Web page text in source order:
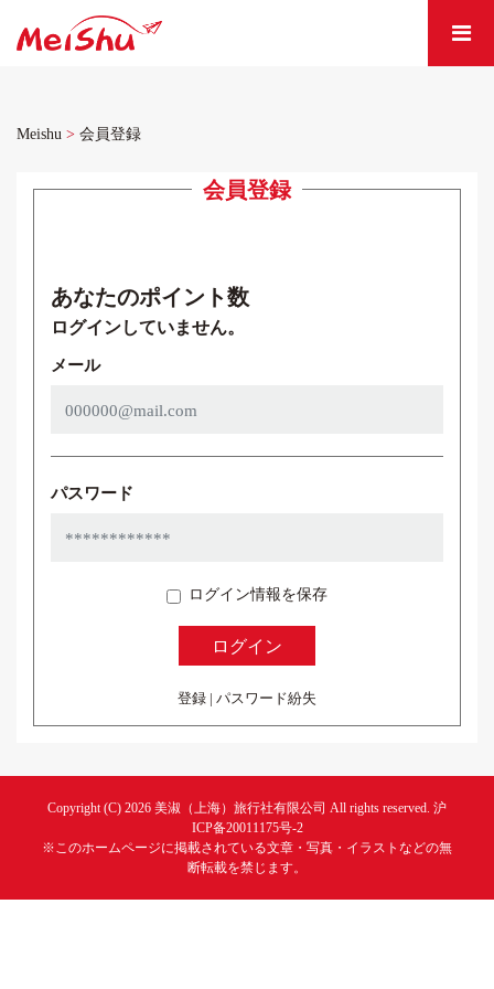
Meishu > 会員登録
会員登録
あなたのポイント数
ログインしていません。
メール
パスワード
ログイン情報を保存
登録 | パスワード紛失
Copyright (C) 2026 美淑（上海）旅行社有限公司 All rights reserved. 沪
ICP备20011175号-2
※このホームページに掲載されている文章・写真・イラストなどの無
断転載を禁じます。